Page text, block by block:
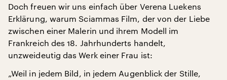
Doch freuen wir uns einfach über Verena Luekens
Erklärung, warum Sciammas Film, der von der Liebe
zwischen einer Malerin und ihrem Modell im
Frankreich des 18. Jahrhunderts handelt,
unzweideutig das Werk einer Frau ist:
„Weil in jedem Bild, in jedem Augenblick der Stille,